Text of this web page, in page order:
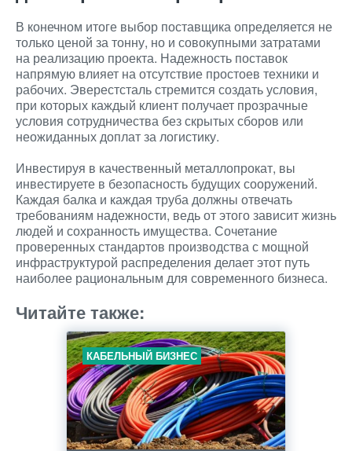
В конечном итоге выбор поставщика определяется не
только ценой за тонну, но и совокупными затратами
на реализацию проекта. Надежность поставок
напрямую влияет на отсутствие простоев техники и
рабочих. Эверестсталь стремится создать условия,
при которых каждый клиент получает прозрачные
условия сотрудничества без скрытых сборов или
неожиданных доплат за логистику.
Инвестируя в качественный металлопрокат, вы
инвестируете в безопасность будущих сооружений.
Каждая балка и каждая труба должны отвечать
требованиям надежности, ведь от этого зависит жизнь
людей и сохранность имущества. Сочетание
проверенных стандартов производства с мощной
инфраструктурой распределения делает этот путь
наиболее рациональным для современного бизнеса.
Читайте также:
КАБЕЛЬНЫЙ БИЗНЕС